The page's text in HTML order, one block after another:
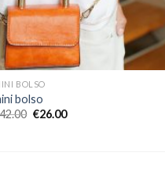
BOLSO
bolso
42.00 €26.00